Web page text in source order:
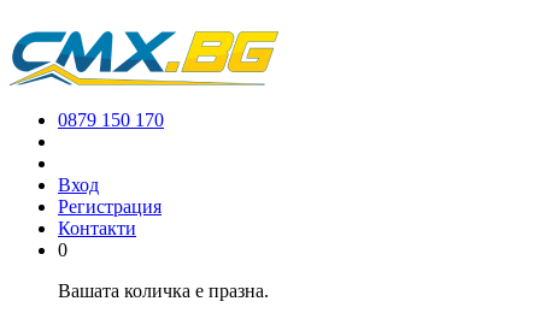
0879 150 170
Вход
Регистрация
Контакти
0
Вашата количка е празна.